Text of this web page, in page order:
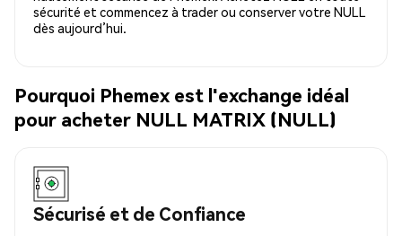
sécurité et commencez à trader ou conserver votre NULL
dès aujourd’hui.
Pourquoi Phemex est l'exchange idéal
pour acheter NULL MATRIX (NULL)
Sécurisé et de Confiance